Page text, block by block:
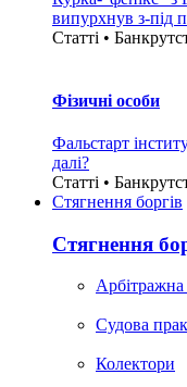
випурхнув з-під
Статті •
Фізичні особи
Фальстарт
далі?
Статті •
Стягнення боргiв
Стягнення
Судова
Колектори